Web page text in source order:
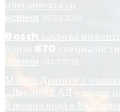
НОВИНИ
Bosch закрива
близо 670 специалисти
НОВИНИ
Милен Драгиев е
„Девин“ ЕАД – лидер
изворна вода в България